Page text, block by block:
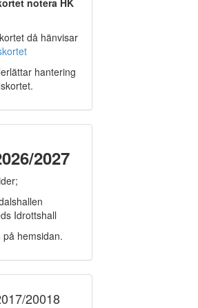
då hänvisar
hantering
2027
Idrottshall
hemsidan.
20018